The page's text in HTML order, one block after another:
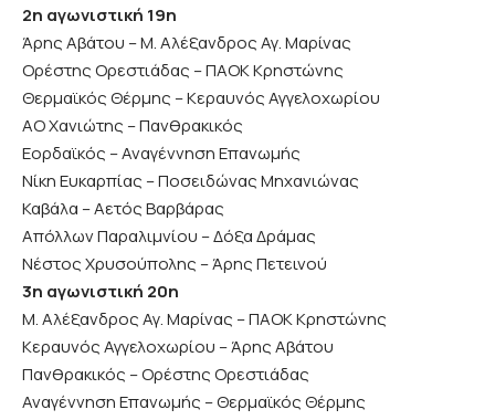
2η αγωνιστική 19η
Άρης Αβάτου – Μ. Αλέξανδρος Αγ. Μαρίνας
Ορέστης Ορεστιάδας – ΠΑΟΚ Κρηστώνης
Θερμαϊκός Θέρμης – Κεραυνός Αγγελοχωρίου
ΑΟ Χανιώτης – Πανθρακικός
Εορδαϊκός – Αναγέννηση Επανωμής
Νίκη Ευκαρπίας – Ποσειδώνας Μηχανιώνας
Καβάλα – Αετός Βαρβάρας
Απόλλων Παραλιμνίου – Δόξα Δράμας
Νέστος Χρυσούπολης – Άρης Πετεινού
3η αγωνιστική 20η
Μ. Αλέξανδρος Αγ. Μαρίνας – ΠΑΟΚ Κρηστώνης
Κεραυνός Αγγελοχωρίου – Άρης Αβάτου
Πανθρακικός – Ορέστης Ορεστιάδας
Αναγέννηση Επανωμής – Θερμαϊκός Θέρμης